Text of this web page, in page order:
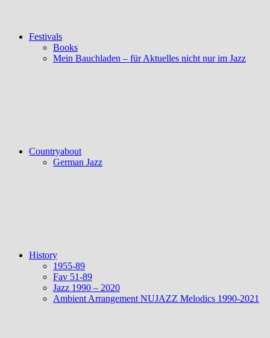
Festivals
Books
Mein Bauchladen – für Aktuelles nicht nur im Jazz
Countryabout
German Jazz
History
1955-89
Fav 51-89
Jazz 1990 – 2020
Ambient Arrangement NUJAZZ Melodics 1990-2021